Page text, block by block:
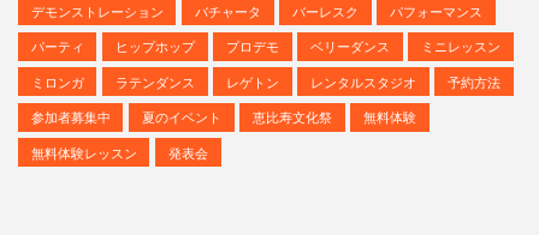
デモンストレーション
バチャータ バーレスク
パフォーマンス
パーティ
ヒップホップ プロデモ ベリーダンス
ミニレッスン
ミロンガ
ラテンダンス レゲトン レンタルスタジオ
予約方法
参加者募集中
夏のイベント 恵比寿文化祭
無料体験
無料体験レッスン
発表会